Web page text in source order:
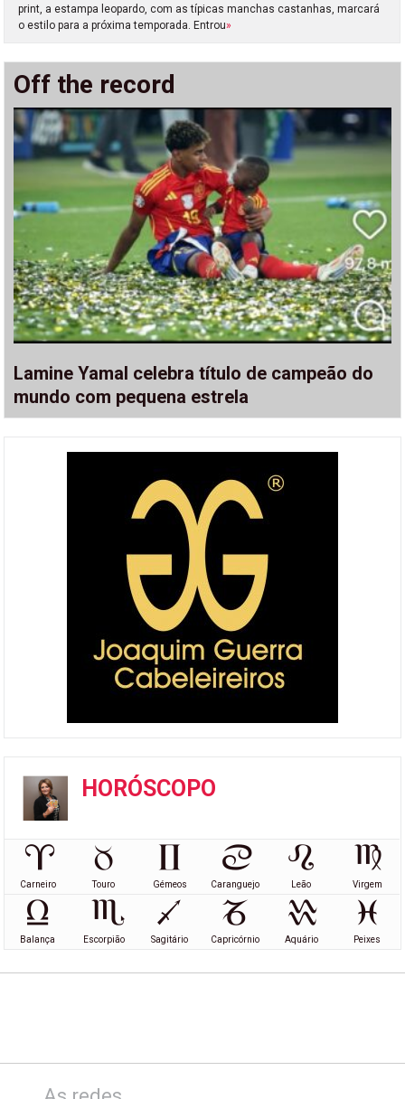
print, a estampa leopardo, com as típicas manchas castanhas, marcará
o estilo para a próxima temporada. Entrou»
Off the record
Lamine Yamal celebra título de campeão do
mundo com pequena estrela
HORÓSCOPO
Carneiro Touro Gémeos Caranguejo Leão Virgem
Balança Escorpião Sagitário Capricórnio Aquário Peixes